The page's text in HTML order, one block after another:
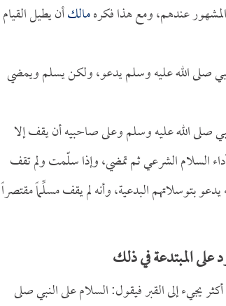
عندهم، ومع هذا فكرهمالكأن يطيل القيام
صلى الله عليه وسلم يدعو، ولكن يسلم ويمضي
صلى الله عليه وسلم وعلى صاحبيه أن يقف إلا
السلام الشرعي ثم تمضي، وإذا سلّمت ولم تقف
بتوسلاتهم البدعية، وأنه لم يقف مسلِّماً مقتصراً
المبتدعة في ذلك
يجيء إلى القبر فيقول: السلام على النبي صلى